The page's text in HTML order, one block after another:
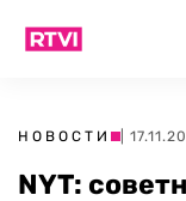
НОВОСТИ |
NYT: